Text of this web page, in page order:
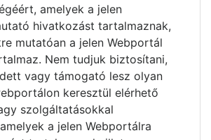
amelyek a jelen
hivatkozást tartalmaznak,
mutatóan a jelen Webportál
Nem tudjuk biztosítani,
vagy támogató lesz olyan
keresztül elérhető
szolgáltatásokkal
a jelen Webportálra